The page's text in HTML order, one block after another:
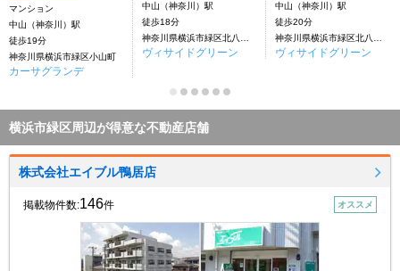
マンション
中山（神奈川）駅
徒歩19分
神奈川県横浜市緑区小山町
カーサグランデ
中山（神奈川）駅
徒歩18分
ヴィサイドグリーン
中山（神奈川）駅
徒歩20分
ヴィサイドグリーン
横浜市緑区周辺が得意な不動産店舗
株式会社エイブル鴨居店
掲載物件数:146件 オススメ